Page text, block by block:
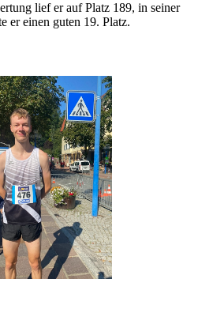
lief er auf Platz 189, in seiner
er einen guten 19. Platz.